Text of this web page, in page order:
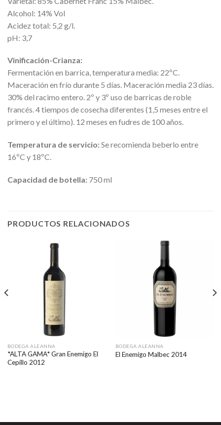
Alcohol: 14% Vol
Acidez total: 5,2 g/l.
pH: 3,7
Vinificación-Crianza:
Fermentación en barrica, temperatura media: 22ºC.
Maceración en frío durante 5 días. Maceración media 23 días.
30% del racimo entero. 2º y 3º uso de barricas de roble
francés. 4 tiempos de cosecha diferentes (1,5 meses entre el
primero y el último). 12 meses en fudres de 100 años.
Temperatura de servicio:Se recomienda beberlo entre
16ºC y 18ºC.
Capacidad de botella: 750 ml
PRODUCTOS RELACIONADOS
BODEGA ALEANNA
*ALTA GAMA* Gran Enemigo El
Cepillo 2012
BODEGA ALEANNA
El Enemigo Malbec 2014